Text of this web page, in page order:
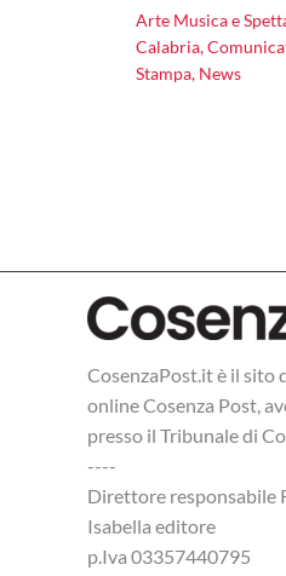
Arte Musica e
Calabria,
Stampa, News
CosenzaPost.it è il sito
online Cosenza Post,
presso il Tribunale di
----
Direttore responsabile
Isabella editore
p.Iva 03357440795